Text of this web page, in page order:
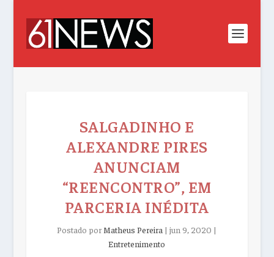
SALGADINHO E
ALEXANDRE PIRES
ANUNCIAM
“REENCONTRO”, EM
PARCERIA INÉDITA
Postado por Matheus Pereira |jun 9, 2020 |
Entretenimento